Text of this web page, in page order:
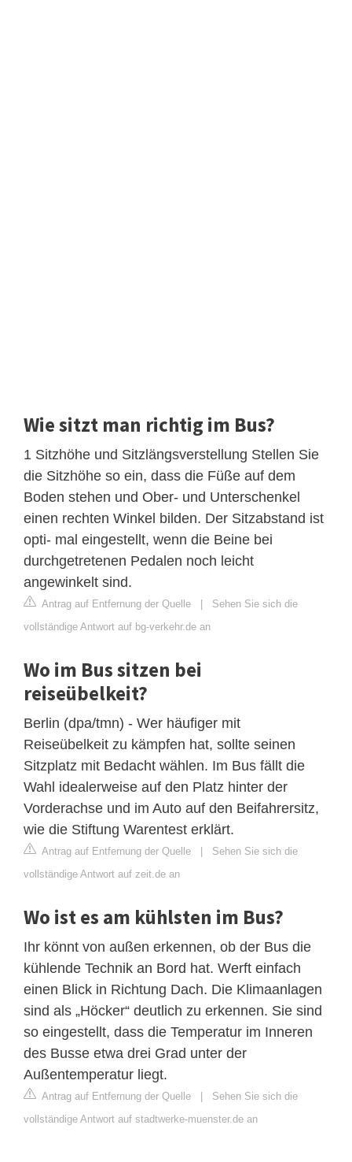
Wie sitzt man richtig im Bus?
1 Sitzhöhe und Sitzlängsverstellung Stellen Sie
die Sitzhöhe so ein, dass die Füße auf dem
Boden stehen und Ober- und Unterschenkel
einen rechten Winkel bilden. Der Sitzabstand ist
opti- mal eingestellt, wenn die Beine bei
durchgetretenen Pedalen noch leicht
angewinkelt sind.
Antrag auf Entfernung der Quelle | Sehen Sie sich die
vollständige Antwort auf bg-verkehr.de an
Wo im Bus sitzen bei
reiseübelkeit?
Berlin (dpa/tmn) - Wer häufiger mit
Reiseübelkeit zu kämpfen hat, sollte seinen
Sitzplatz mit Bedacht wählen. Im Bus fällt die
Wahl idealerweise auf den Platz hinter der
Vorderachse und im Auto auf den Beifahrersitz,
wie die Stiftung Warentest erklärt.
Antrag auf Entfernung der Quelle | Sehen Sie sich die
vollständige Antwort auf zeit.de an
Wo ist es am kühlsten im Bus?
Ihr könnt von außen erkennen, ob der Bus die
kühlende Technik an Bord hat. Werft einfach
einen Blick in Richtung Dach. Die Klimaanlagen
sind als „Höcker“ deutlich zu erkennen. Sie sind
so eingestellt, dass die Temperatur im Inneren
des Busse etwa drei Grad unter der
Außentemperatur liegt.
Antrag auf Entfernung der Quelle | Sehen Sie sich die
vollständige Antwort auf stadtwerke-muenster.de an